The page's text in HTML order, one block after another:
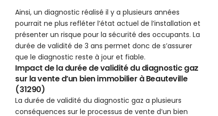
Ainsi, un diagnostic réalisé il y a plusieurs années
pourrait ne plus refléter l’état actuel de l’installation et
présenter un risque pour la sécurité des occupants. La
durée de validité de 3 ans permet donc de s’assurer
que le diagnostic reste à jour et fiable.
Impact de la durée de validité du diagnostic gaz
sur la vente d’un bien immobilier à Beauteville
(31290)
La durée de validité du diagnostic gaz a plusieurs
conséquences sur le processus de vente d’un bien